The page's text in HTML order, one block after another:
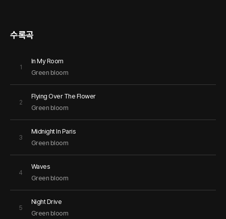
수록곡
1
In My Room
Green bloom
2
Flying Over The Flower
Green bloom
3
Midnight In Paris
Green bloom
4
Waves
Green bloom
5
Night Drive
Green bloom